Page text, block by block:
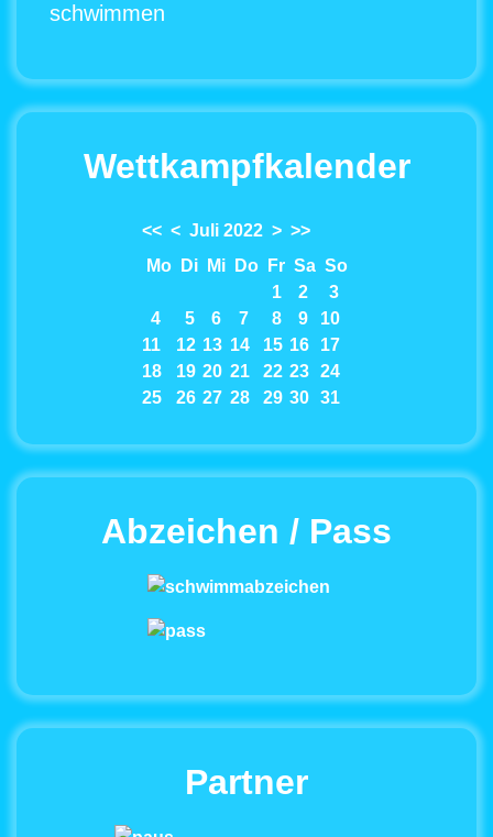
schwimmen
Wettkampfkalender
<< < Juli 2022 > >>
Mo
Di Mi Do Fr Sa So
1
2
3
4
5 6 7 8 9
10
11
12 13 14 15 16
17
18
19 20 21 22 23
24
25
26 27 28 29 30 31
Abzeichen / Pass
Partner